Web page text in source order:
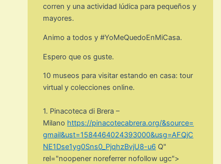
corren y una actividad lúdica para pequeños y
mayores.
Animo a todos y #YoMeQuedoEnMiCasa.
Espero que os guste.
10 museos para visitar estando en casa: tour
virtual y colecciones online.
1. Pinacoteca di Brera –
Milano https://pinacotecabrera.org/&source=
gmail&ust=1584464024393000&usg=AFQjC
NE1Dse1yg0Sns0_PjqhzBvjU8-u6 Q"
rel="noopener noreferrer nofollow ugc">